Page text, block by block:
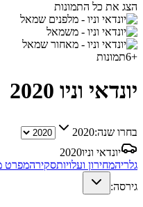
הצג את כל התמונות
+
6תמונות
יונדאי וניו 2020
בחרו שנה:2020
יונדאי וניו2020
גלריהמחירון ועלויותסקירהמפרט
גירסה: